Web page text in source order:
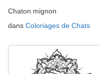
Chaton mignon
dans Coloriages de Chats